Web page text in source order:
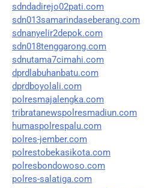
sdndadirejo02pati.com
sdn013samarindaseberang.com
sdnanyelir2depok.com
sdn018tenggarong.com
sdnutama7cimahi.com
dprdlabuhanbatu.com
dprdboyolali.com
polresmajalengka.com
tribratanewspolresmadiun.com
humaspolrespalu.com
polres-jember.com
polrestobekasikota.com
polresbondowoso.com
polres-salatiga.com